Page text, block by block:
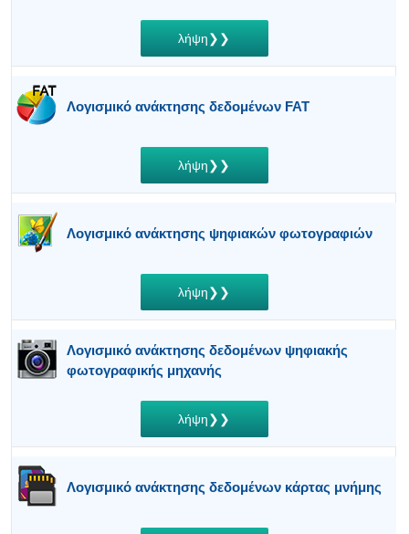
λήψη❯❯
Λογισμικό ανάκτησης δεδομένων FAT
λήψη❯❯
Λογισμικό ανάκτησης ψηφιακών φωτογραφιών
λήψη❯❯
Λογισμικό ανάκτησης δεδομένων ψηφιακής
φωτογραφικής μηχανής
λήψη❯❯
Λογισμικό ανάκτησης δεδομένων κάρτας μνήμης